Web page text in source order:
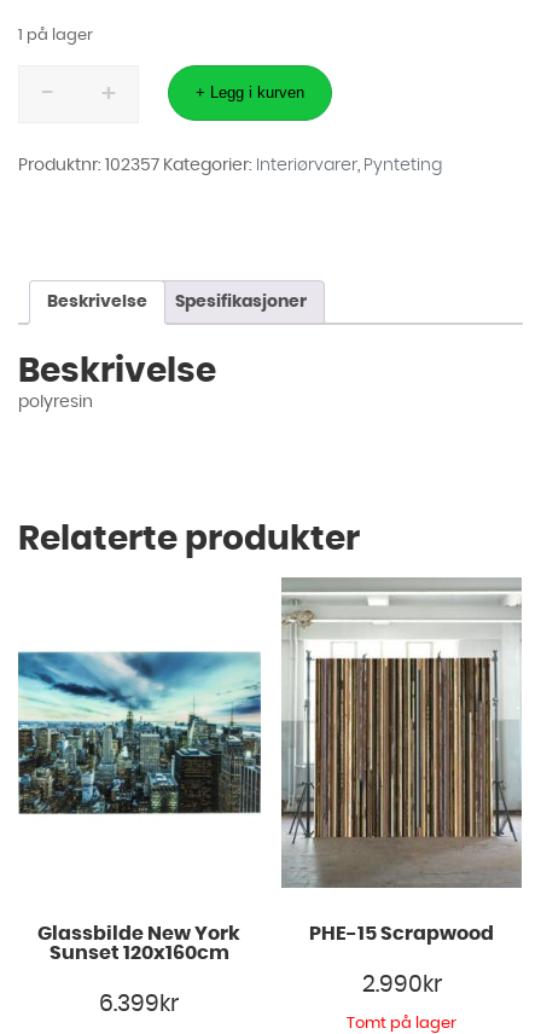
1 på lager
Nude
54cm
antall
+ Legg i kurven
Produktnr: 102357 Kategorier: Interiørvarer, Pynteting
Beskrivelse Spesifikasjoner
Beskrivelse
polyresin
Relaterte produkter
Glassbilde New York
Sunset 120x160cm
6.399 kr
PHE-15 Scrapwood
2.990 kr
Tomt på lager